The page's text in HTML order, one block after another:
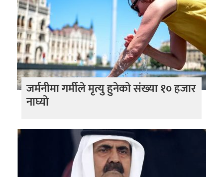
जर्मनीमा गर्मीले मृत्यु हुनेको संख्या १० हजार
नाघ्यो